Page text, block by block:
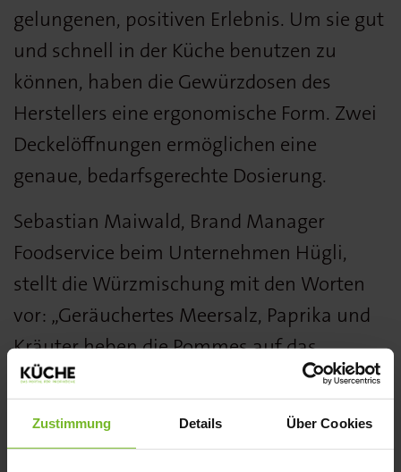
Zustimmung Details Über Cookies
gelungenen, positiven Erlebnis. Um sie gut
und schnell in der Küche benutzen zu
können, haben die Gewürzdosen des
Herstellers eine ergonomische Form. Zwei
Deckelöffnungen ermöglichen eine
genaue, bedarfsgerechte Dosierung.
Sebastian Maiwald, Brand Manager
Foodservice beim Unternehmen Hügli,
stellt die Würzmischung mit den Worten
vor: „Geräuchertes Meersalz, Paprika und
Kräuter heben die Pommes auf das
nächste Level. Kräuterstücke sorgen für
eine ansprechende Optik. ... weil Ihre
Pommes mehr verdient haben.“